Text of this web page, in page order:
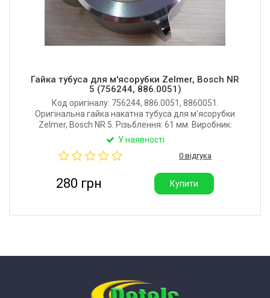
Гайка тубуса для м'ясорубки Zelmer, Bosch NR
5 (756244, 886.0051)
Код оригіналу: 756244, 886.0051, 8860051.
Оригінальна гайка накатна тубуса для м'ясорубки
Zelmer, Bosch NR 5. Різьблення: 61 мм. Виробник:
Zelmer.
У наявності
0 відгука
280 грн Купити